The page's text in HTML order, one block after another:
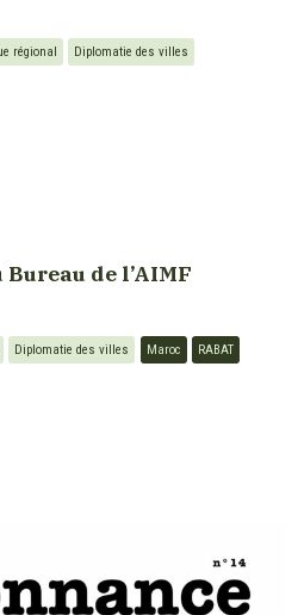
régional Diplomatie des villes
de l’AIMF
Diplomatie des villes Maroc RABAT